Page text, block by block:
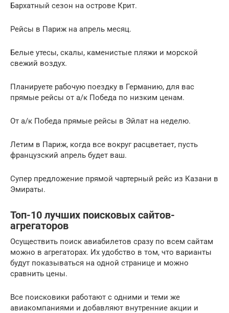
Бархатный сезон на острове Крит.
Рейсы в Париж на апрель месяц.
Белые утесы, скалы, каменистые пляжи и морской
свежий воздух.
Планируете рабочую поездку в Германию, для вас
прямые рейсы от а/к Победа по низким ценам.
От а/к Победа прямые рейсы в Эйлат на неделю.
Летим в Париж, когда все вокруг расцветает, пусть
французский апрель будет ваш.
Супер предложение прямой чартерный рейс из Казани в
Эмираты.
Топ-10 лучших поисковых сайтов-
агрегаторов
Осуществить поиск авиабилетов сразу по всем сайтам
можно в агрегаторах. Их удобство в том, что варианты
будут показываться на одной странице и можно
сравнить цены.
Все поисковики работают с одними и теми же
авиакомпаниями и добавляют внутренние акции и